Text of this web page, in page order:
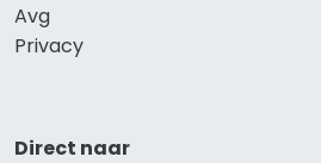
Avg
Privacy
Direct naar